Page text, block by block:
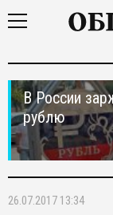
В России
рублю
26.07.2017 13:34